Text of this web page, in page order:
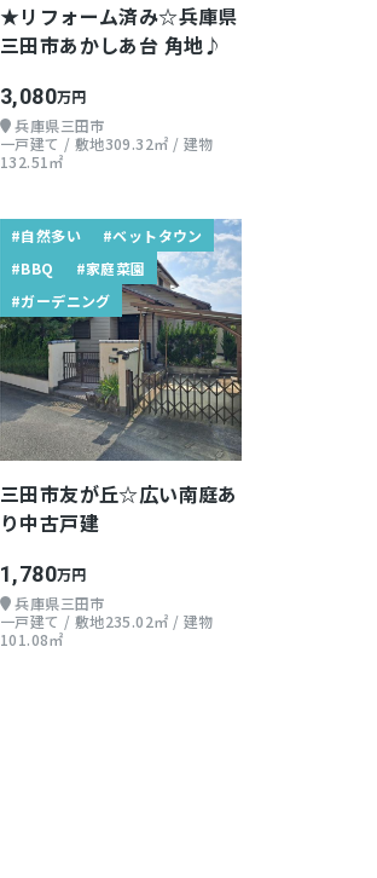
★リフォーム済み☆兵庫県
三田市あかしあ台 角地♪
3,080万円
兵庫県三田市
一戸建て / 敷地309.32㎡ / 建物
132.51㎡
#自然多い
#ベットタウン
#BBQ
#家庭菜園
#ガーデニング
三田市友が丘☆広い南庭あ
り中古戸建
1,780万円
兵庫県三田市
一戸建て / 敷地235.02㎡ / 建物
101.08㎡